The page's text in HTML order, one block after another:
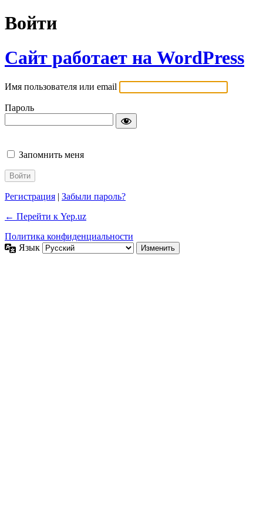
Войти
Сайт работает на WordPress
Имя пользователя или email
Пароль
Запомнить меня
Регистрация | Забыли пароль?
← Перейти к Yep.uz
Политика конфиденциальности
Язык